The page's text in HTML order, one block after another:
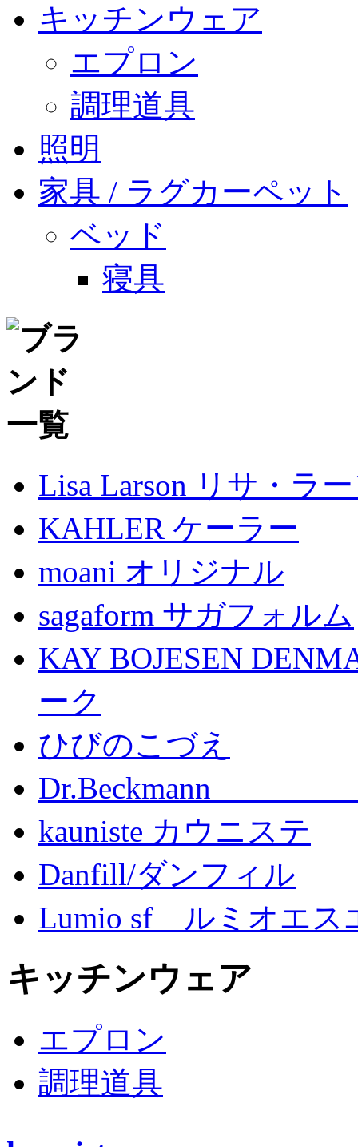
キッチンウェア
エプロン
調理道具
照明
家具 / ラグカーペット
ベッド
寝具
Lisa Larson リサ・ラ
KAHLER ケーラー
moani オリジナル
sagaform サガフォルム
KAY BOJESEN
ーク
ひびのこづえ
Dr.Beckmann
kauniste カウニステ
Danfill/ダンフィル
Lumio sf ルミオエス
キッチンウェア
エプロン
調理道具